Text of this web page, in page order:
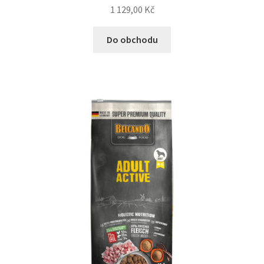
N&D Farmina pro kočky — Italské holistic krmivo
Odpočívadla pro kočky
Purizon pro kočky
Royal Canin pro kočky
Veterinární dieta pro kočky
Vše pro psy — Krmivo, doplňky, vybavení
1 129,00 Kč
Do obchodu